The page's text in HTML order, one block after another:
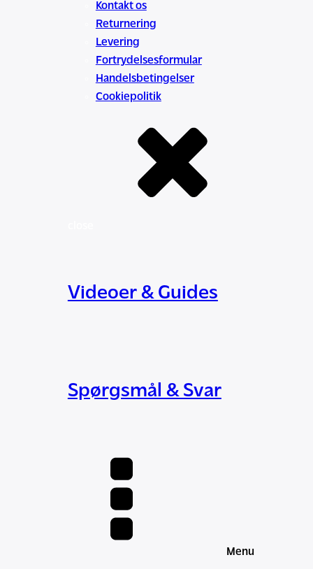
Kontakt os
Returnering
Levering
Fortrydelsesformular
Handelsbetingelser
Cookiepolitik
Videoer & Guides
Spørgsmål & Svar
Menu